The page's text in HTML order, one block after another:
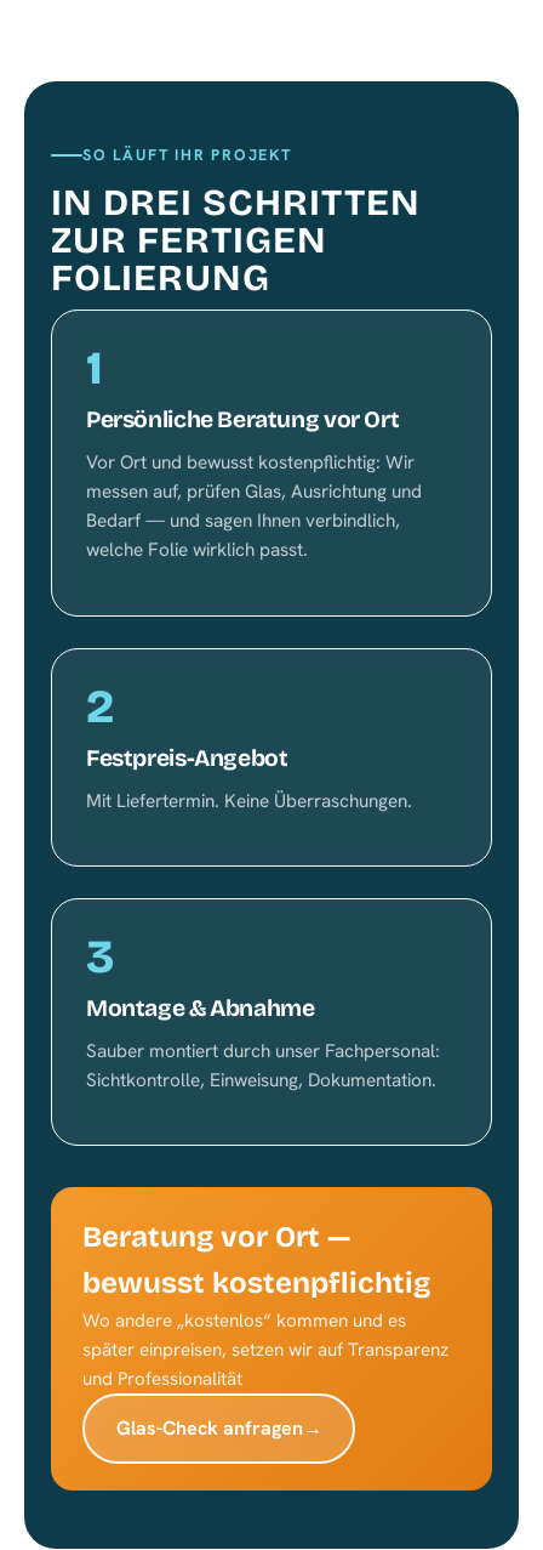
SO LÄUFT IHR PROJEKT
IN DREI SCHRITTEN
ZUR FERTIGEN
FOLIERUNG
1
Persönliche Beratung vor Ort
Vor Ort und bewusst kostenpflichtig: Wir
messen auf, prüfen Glas, Ausrichtung und
Bedarf — und sagen Ihnen verbindlich,
welche Folie wirklich passt.
2
Festpreis-Angebot
Mit Liefertermin. Keine Überraschungen.
3
Montage & Abnahme
Sauber montiert durch unser Fachpersonal:
Sichtkontrolle, Einweisung, Dokumentation.
Beratung vor Ort —
bewusst kostenpflichtig
Wo andere „kostenlos“ kommen und es
später einpreisen, setzen wir auf Transparenz
und Professionalität
Glas-Check anfragen→